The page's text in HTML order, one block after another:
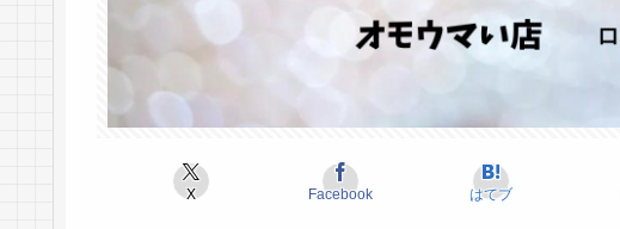
X Facebook はてブ